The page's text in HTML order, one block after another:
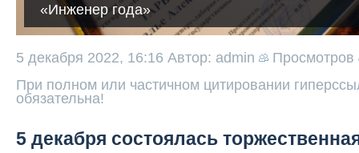
«Инженер года»
5 декабря 2022, 16:16 Автор: admin Просмотров
При полном или частичном цитировании
обязательна!
5 декабря состоялась